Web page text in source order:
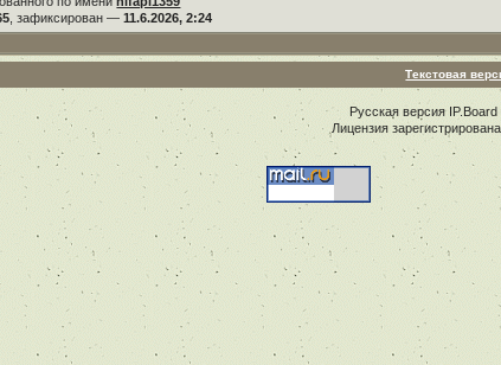
, зафиксирован —11.6.2026, 2:24
Текстовая
Русская версия IP.Board
Лицензия